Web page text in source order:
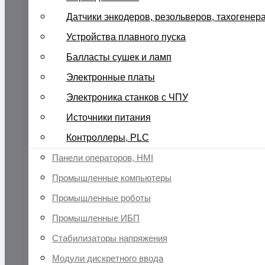
Датчики энкодеров, резольверов,
Устройства плавного пуска
Балласты сушек и ламп
Электронные платы
Электроника станков с ЧПУ
Источники питания
Контроллеры, PLC
Панели операторов, HMI
Промышленные компьютеры
Промышленные роботы
Промышленные ИБП
Стабилизаторы напряжения
Модули дискретного ввода